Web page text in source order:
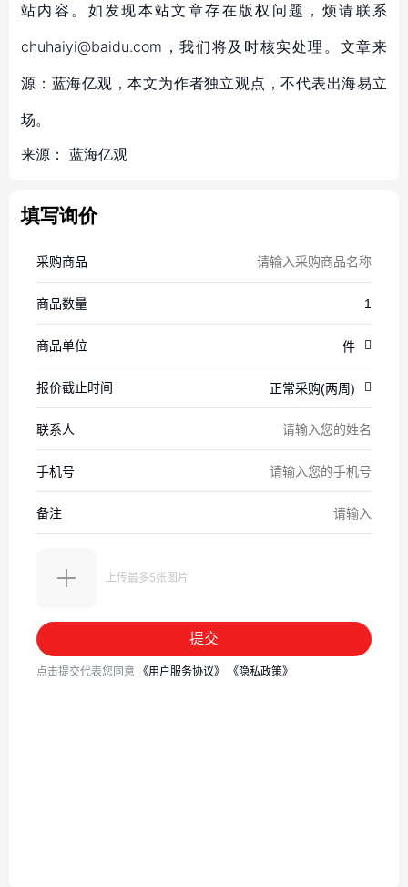
站内容。如发现本站文章存在版权问题，烦请联系
chuhaiyi@baidu.com，我们将及时核实处理。文章来
源：蓝海亿观，本文为作者独立观点，不代表出海易立
场。
来源： 蓝海亿观
填写询价